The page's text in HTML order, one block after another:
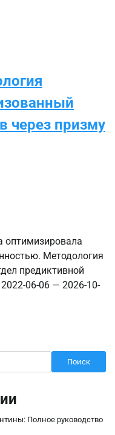
через призму
оптимизировала
Методология
предиктивной
06-06 — 2026-10-
Поиск
Полное руководство